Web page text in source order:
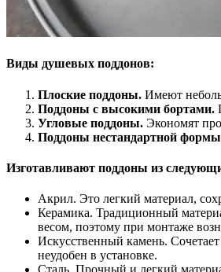
Виды душевых поддонов:
Плоские поддоны. Имеют
Поддоны с высокими бортами.
Угловые поддоны. Экономят
Поддоны нестандартной
Изготавливают поддоны из
Акрил. Это легкий материал,
Керамика. Традиционный
весом, поэтому при монтаже
Искусственный камень.
неудобен в установке.